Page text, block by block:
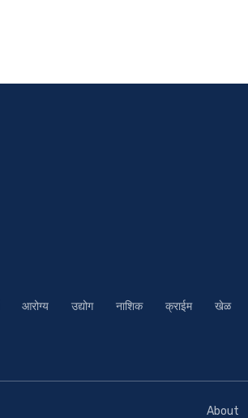
आरोग्य उद्योग नाशिक क्राईम खेळ
About